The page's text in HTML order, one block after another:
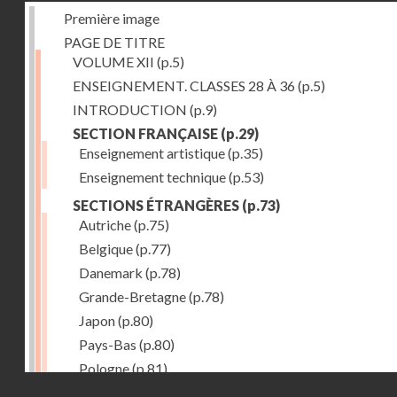
Première image
PAGE DE TITRE
VOLUME XII (p.5)
ENSEIGNEMENT. CLASSES 28 À 36 (p.5)
INTRODUCTION (p.9)
SECTION FRANÇAISE (p.29)
Enseignement artistique(p.35)
Enseignement technique(p.53)
SECTIONS ÉTRANGÈRES (p.73)
Autriche(p.75)
Belgique(p.77)
Danemark (p.78)
Grande-Bretagne(p.78)
Japon(p.80)
Pays-Bas (p.80)
Pologne(p.81)